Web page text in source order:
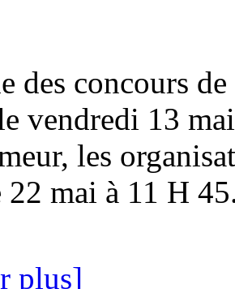
des concours
vendredi 13
les
22 mai à 11 H
plus]